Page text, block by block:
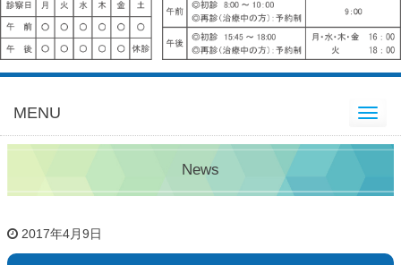
MENU Toggle
navigation
News
2017年4月9日